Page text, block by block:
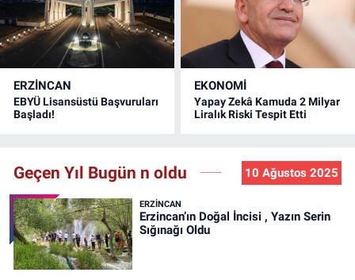
ERZINCAN
EBYÜ Lisansüstü Başvuruları
Başladı!
EKONOMİ
Yapay Zekâ Kamuda 2 Milyar
Liralık Riski Tespit Etti
Geçen Yıl Bugün n oldu 10 Ağustos 2025
ERZINCAN
Erzincan’ın Doğal İncisi , Yazın Serin
Sığınağı Oldu